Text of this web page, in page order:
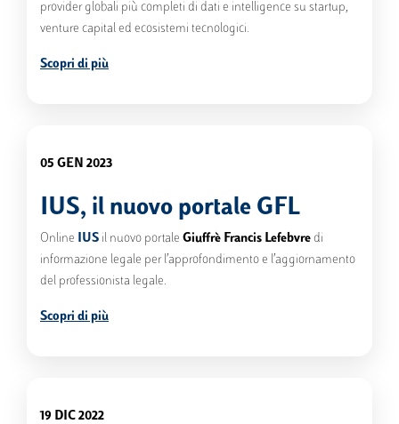
provider globali più completi di dati e intelligence su startup,
venture capital ed ecosistemi tecnologici.
Scopri di più
05 GEN 2023
IUS, il nuovo portale GFL
Online IUS il nuovo portale Giuffrè Francis Lefebvre di
informazione legale per l’approfondimento e l’aggiornamento
del professionista legale.
Scopri di più
19 DIC 2022